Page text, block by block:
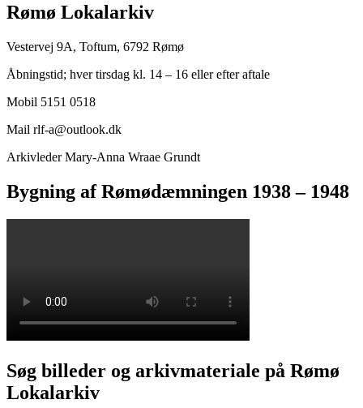
Rømø Lokalarkiv
Vestervej 9A, Toftum, 6792 Rømø
Åbningstid; hver tirsdag kl. 14 – 16 eller efter aftale
Mobil 5151 0518
Mail rlf-a@outlook.dk
Arkivleder Mary-Anna Wraae Grundt
Bygning af Rømødæmningen 1938 – 1948
Søg billeder og arkivmateriale på Rømø
Lokalarkiv